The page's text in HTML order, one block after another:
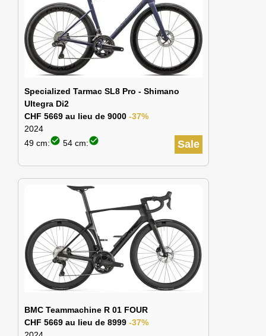
Specialized Tarmac SL8 Pro - Shimano
Ultegra Di2
CHF 5669 au lieu de 9000 -37%
2024
Sale
49 cm:check_circle 54 cm:check_circle
BMC Teammachine R 01 FOUR
CHF 5669 au lieu de 8999 -37%